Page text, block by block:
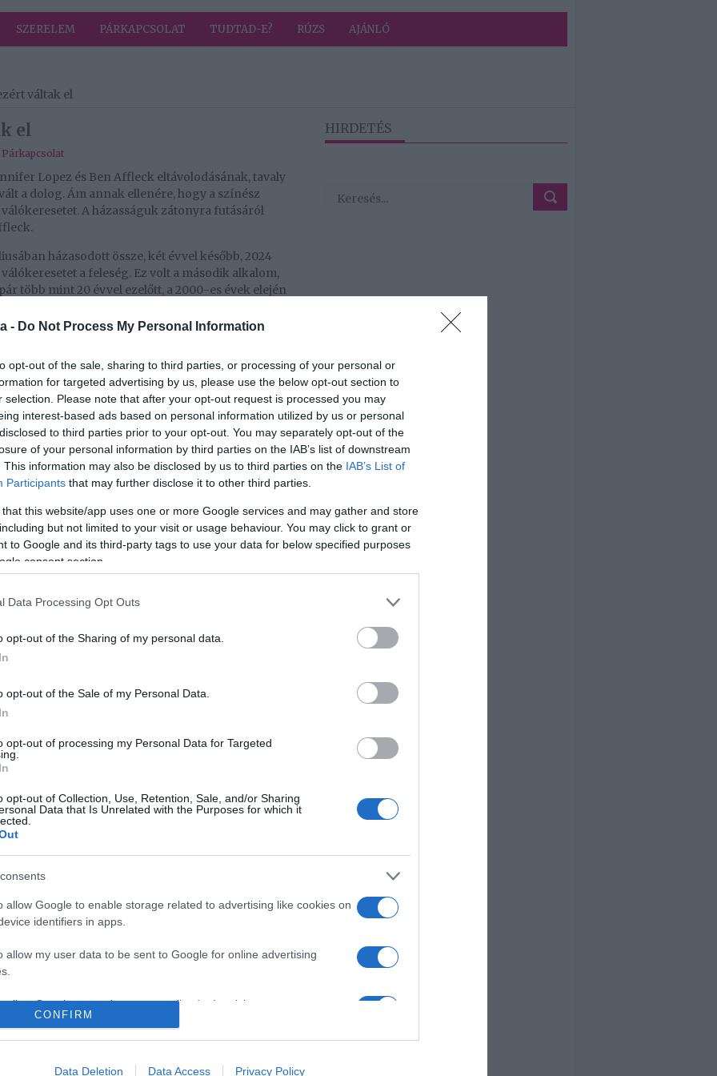
- Do Not Process My Personal Information
opt-out of the sale, sharing to third parties, or processing of your personal or
for targeted advertising by us, please use the below opt-out section to
selection. Please note that after your opt-out request is processed you may
interest-based ads based on personal information utilized by us or personal
to third parties prior to your opt-out. You may separately opt-out of the
of your personal information by third parties on the IAB’s list of downstream
This information may also be disclosed by us to third parties on the IAB’s List of
Participants that may further disclose it to other third parties.
this website/app uses one or more Google services and may gather and store
but not limited to your visit or usage behaviour. You may click to grant or
to Google and its third-party tags to use your data for below specified purposes
consent section.
Data Processing Opt Outs
opt-out of the Sharing of my personal data.
opt-out of the Sale of my Personal Data.
opt-out of processing my Personal Data for Targeted
opt-out of Collection, Use, Retention, Sale, and/or Sharing
Data that Is Unrelated with the Purposes for which it
allow Google to enable storage related to advertising like cookies on
identifiers in apps.
allow my user data to be sent to Google for online advertising
allow Google to send me personalized advertising.
allow Google to enable storage related to analytics like cookies on
CONFIRM
Data Deletion Data Access Privacy Policy
SZERELEM PÁRKAPCSOLAT TUDTAD-E? RÚZS AJÁNLÓ
váltak el
el
Párkapcsolat
Lopez és Ben Affleck eltávolodásának, tavaly
a dolog. Ám annak ellenére, hogy a színész
A házasságuk zátonyra futásáról
házasodott össze, két évvel később, 2024
a feleség. Ez volt a második alkalom,
több mint 20 évvel ezelőtt, a 2000-es évek elején
és az Apja lánya című filmekben, és
JLo és ex férje válását, melyről Ben először
adott interjújában elmondta, hogy
2024-es dokumentumfilmjében, a The Greatest
való szereplésre. Megemlítette, szerinte a volt
ő.
kapcsolatuk
és zárkózottabb, mint az övé.
nem mindig ugyanúgy álltok hozzá ezekhez a
ez érdekes, mert hogyan lehet ezt
nagy a viszály köztük, tiszta vizet öntött a
vagy valami ilyesmi. De őszintén szólva, az
emberek valószínűleg hinnék, vagy mint ami
nagy botrány húzódik a válásuk mögött,
nem beszéltek volna.
próbálnak boldogulni az életükben és a
mindannyian tesszük. És ahogy öregszünk, ez igaz
HIRDETÉS